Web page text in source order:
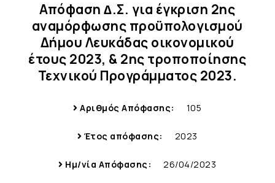
Απόφαση ∆.Σ. για έγκριση 2ης
αναμόρφωσης προϋπολογισμού
Δήμου Λευκάδας οικονομικού
έτους 2023, & 2ης τροποποίησης
Τεχνικού Προγράμματος 2023.
Αριθμός Απόφασης: 105
Έτος απόφασης: 2023
Ημ/νία Απόφασης: 26/04/2023